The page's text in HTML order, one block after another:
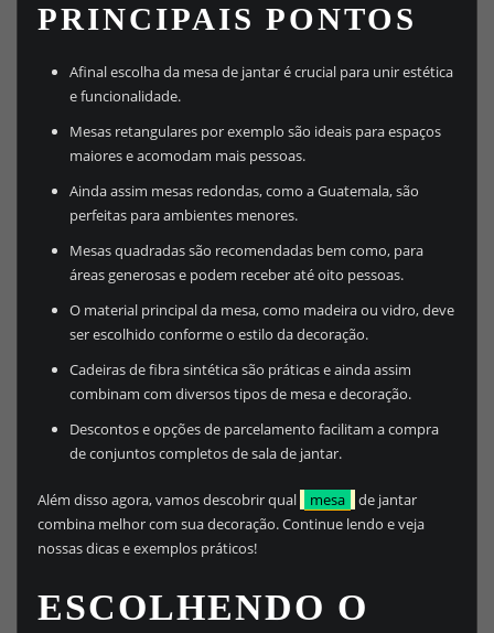
PRINCIPAIS PONTOS
Afinal escolha da mesa de jantar é crucial para unir estética
e funcionalidade.
Mesas retangulares por exemplo são ideais para espaços
maiores e acomodam mais pessoas.
Ainda assim mesas redondas, como a Guatemala, são
perfeitas para ambientes menores.
Mesas quadradas são recomendadas bem como, para
áreas generosas e podem receber até oito pessoas.
O material principal da mesa, como madeira ou vidro, deve
ser escolhido conforme o estilo da decoração.
Cadeiras de fibra sintética são práticas e ainda assim
combinam com diversos tipos de mesa e decoração.
Descontos e opções de parcelamento facilitam a compra
de conjuntos completos de sala de jantar.
Além disso agora, vamos descobrir qual mesa
de jantar
combina melhor com sua decoração. Continue lendo e veja
nossas dicas e exemplos práticos!
ESCOLHENDO O